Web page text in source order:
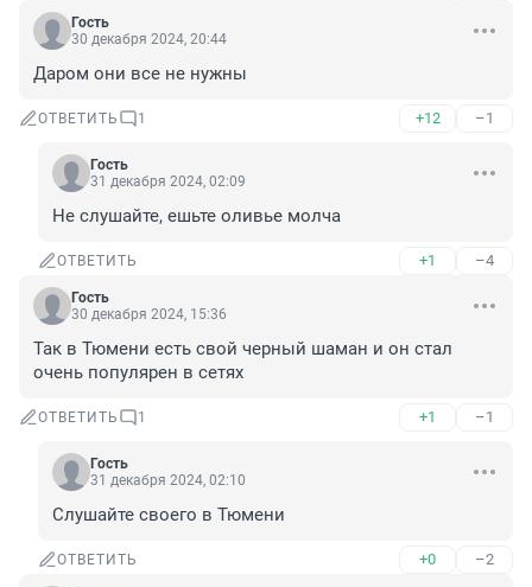
Гость
30 декабря 2024, 20:44
Даром они все не нужны
ОТВЕТИТЬ 1 +12 –1
Гость
31 декабря 2024, 02:09
Не слушайте, ешьте оливье молча
ОТВЕТИТЬ +1 –4
Гость
30 декабря 2024, 15:36
Так в Тюмени есть свой черный шаман и он стал
очень популярен в сетях
ОТВЕТИТЬ 1 +1 –1
Гость
31 декабря 2024, 02:10
Слушайте своего в Тюмени
ОТВЕТИТЬ +0 –2